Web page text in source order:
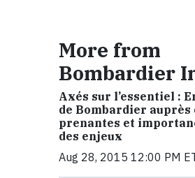
More from
Bombardier
Axés sur l’essentiel :
de Bombardier auprès
prenantes et
des enjeux
Aug 28, 2015 12:00 PM